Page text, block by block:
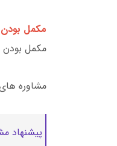
مکمل
مکمل بودن
مشاوره های
پیشنهاد